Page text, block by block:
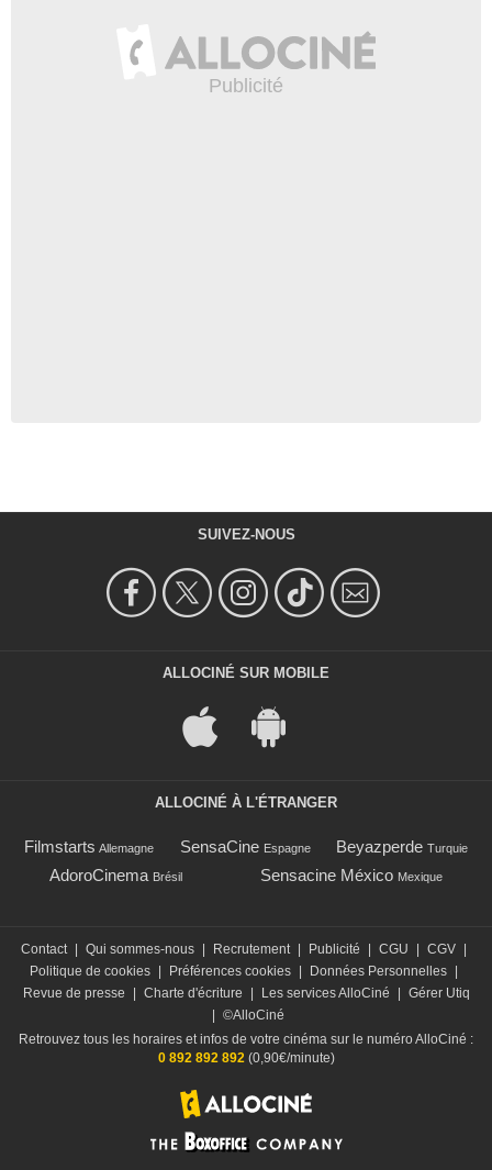
SUIVEZ-NOUS
ALLOCINÉ SUR MOBILE
ALLOCINÉ À L'ÉTRANGER
Filmstarts Allemagne SensaCine Espagne Beyazperde Turquie
AdoroCinema Brésil Sensacine México Mexique
Contact | Qui sommes-nous | Recrutement | Publicité | CGU | CGV |
Politique de cookies | Préférences cookies | Données Personnelles |
Revue de presse
| Charte d'écriture | Les services AlloCiné | Gérer Utiq
| ©AlloCiné
Retrouvez tous les horaires et infos de votre cinéma sur le numéro AlloCiné :
0 892 892 892 (0,90€/minute)